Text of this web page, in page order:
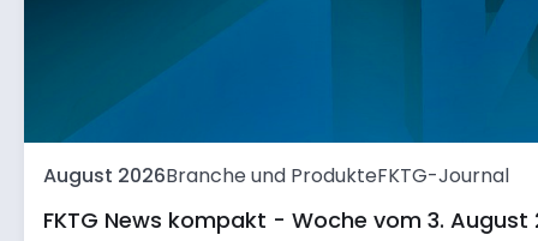
August 2026Branche und ProdukteFKTG-Journal
FKTG News kompakt - Woche vom 3. August